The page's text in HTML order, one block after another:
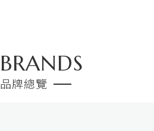
BRANDS
品牌總覽